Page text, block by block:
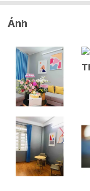
THAM VẤN TẬN NHÀ
2,500,000 VND/
Ảnh